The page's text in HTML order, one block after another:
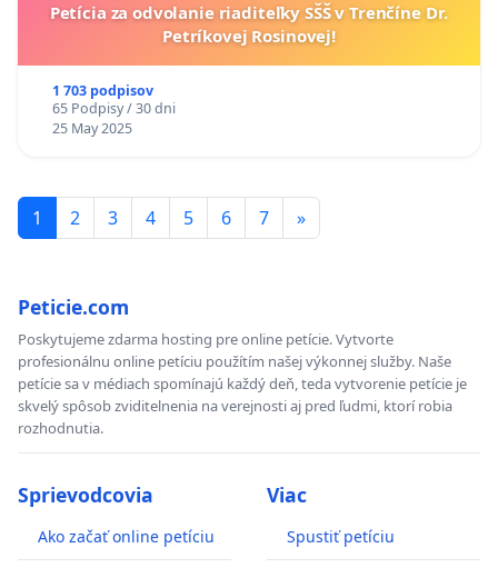
Petícia za odvolanie riaditeľky SŠŠ v Trenčíne Dr.
Petríkovej Rosinovej!
1 703 podpisov
65 Podpisy / 30 dni
25 May 2025
1 2 3 4 5 6 7 »
Peticie.com
Poskytujeme zdarma hosting pre online petície. Vytvorte
profesionálnu online petíciu použítím našej výkonnej služby. Naše
petície sa v médiach spomínajú každý deň, teda vytvorenie petície je
skvelý spôsob zviditelnenia na verejnosti aj pred ľudmi, ktorí robia
rozhodnutia.
Sprievodcovia
Ako začať online petíciu
Viac
Spustiť petíciu